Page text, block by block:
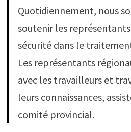
Quotidiennement, nous
soutenir les
sécurité dans le
Les représentants
avec les travailleurs et
leurs connaissances,
comité provincial.